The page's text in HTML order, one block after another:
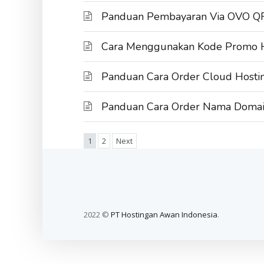
Panduan Pembayaran Via OVO
Cara Menggunakan Kode Promo
Panduan Cara Order Cloud
Panduan Cara Order Nama
1 2 Next
2022 © PT Hostingan Awan Indonesia.